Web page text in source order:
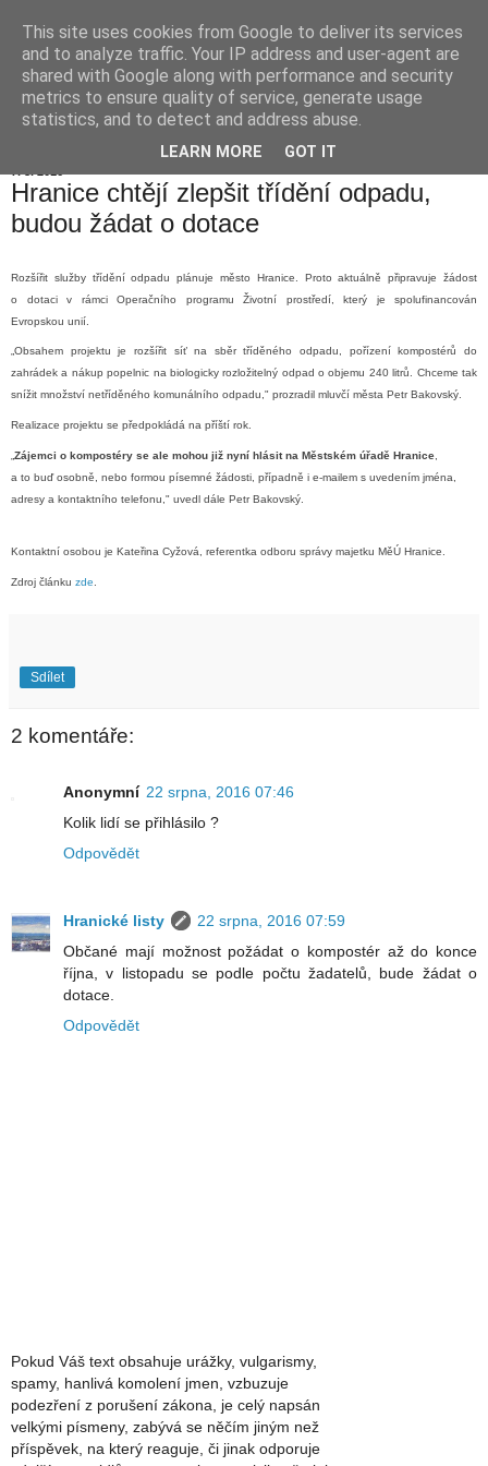
Hranické listy
Hranice chtějí zlepšit třídění odpadu,
budou žádat o dotace
Rozšířit služby třídění odpadu plánuje město Hranice. Proto aktuálně připravuje žádost
o dotaci v rámci Operačního programu Životní prostředí, který je spolufinancován
Evropskou unií.
„Obsahem projektu je rozšířit síť na sběr tříděného odpadu, pořízení kompostérů do
zahrádek a nákup popelnic na biologicky rozložitelný odpad o objemu 240 litrů. Chceme tak
snížit množství netříděného komunálního odpadu," prozradil mluvčí města Petr Bakovský.
Realizace projektu se předpokládá na příští rok.
Zájemci o kompostéry se ale mohou již nyní hlásit na Městském úřadě Hranice
a to buď osobně, nebo formou písemné žádosti, případně i e-mailem s uvedením jména,
adresy a kontaktního telefonu," uvedl dále Petr Bakovský.
Kontaktní osobou je Kateřina Cyžová, referentka odboru správy majetku MěÚ Hranice
Zdroj článku zde
Sdílet
2 komentáře:
Anonymní 22 srpna, 2016 07:46
Kolik lidí se přihlásilo ?
Odpovědět
Hranické listy
22 srpna, 2016 07:59
Občané mají možnost požádat o kompostér až do konce
října, v listopadu se podle počtu žadatelů, bude žádat o
dotace.
Odpovědět
Pokud Váš text obsahuje urážky, vulgarismy,
spamy, hanlivá komolení jmen, vzbuzuje
podezření z porušení zákona, je celý napsán
velkými písmeny, zabývá se něčím jiným než
příspěvek, na který reaguje, či jinak odporuje
This site uses cookies from Google to deliver its services
and to analyze traffic. Your IP address and user-agent are
shared with Google along with performance and security
metrics to ensure quality of service, generate usage
statistics, and to detect and address abuse.
LEARN MORE GOT IT